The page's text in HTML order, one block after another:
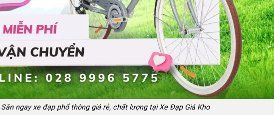
Săn ngay xe đạp phổ thông giá rẻ, chất lượng tại Xe Đạp Giá Kho